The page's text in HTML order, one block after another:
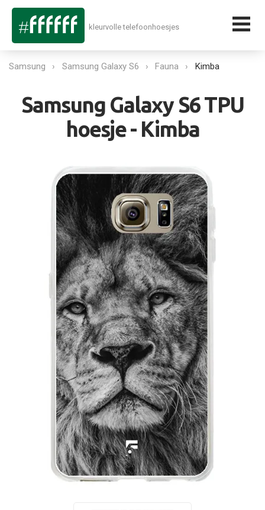
kleurvolle telefoonhoesjes
Samsung Samsung Galaxy S6 Fauna Kimba
Samsung Galaxy S6 TPU
hoesje - Kimba